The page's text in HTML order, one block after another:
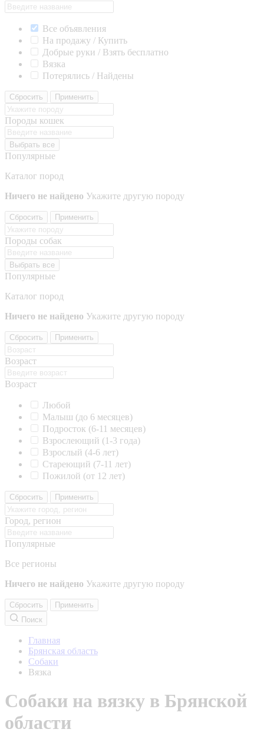
Все объявления
На продажу / Купить
Добрые руки / Взять бесплатно
Вязка
Потерялись / Найдены
Сбросить Применить
Породы кошек
Выбрать все
Популярные
Каталог пород
Ничего не найдено Укажите другую породу
Сбросить Применить
Породы собак
Выбрать все
Популярные
Каталог пород
Ничего не найдено Укажите другую породу
Сбросить Применить
Возраст
Возраст
Любой
Малыш (до 6 месяцев)
Подросток (6-11 месяцев)
Взрослеющий (1-3 года)
Взрослый (4-6 лет)
Стареющий (7-11 лет)
Пожилой (от 12 лет)
Сбросить Применить
Город, регион
Популярные
Все регионы
Ничего не найдено Укажите другую породу
Сбросить
Применить
Поиск
Главная
Брянская область
Собаки
Вязка
Собаки на вязку в Брянской
области